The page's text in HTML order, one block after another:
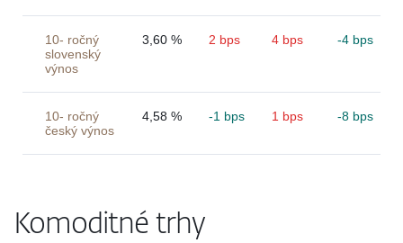
10- ročný
slovenský
výnos
3,60 % 2 bps 4 bps -4 bps
10- ročný
český výnos
4,58 % -1 bps 1 bps -8 bps
Komoditné trhy